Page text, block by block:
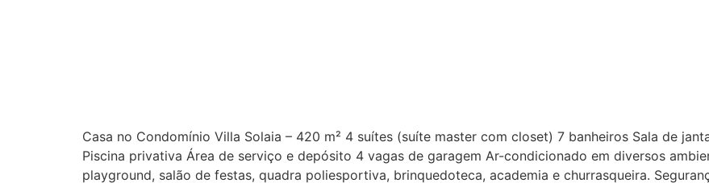
Casa no Condomínio Villa Solaia – 420 m² 4 suítes (suíte master com closet) 7 banheiros Sala de
Piscina privativa Área de serviço e depósito 4 vagas de garagem Ar-condicionado em diversos
playground, salão de festas, quadra poliesportiva, brinquedoteca, academia e churrasqueira.